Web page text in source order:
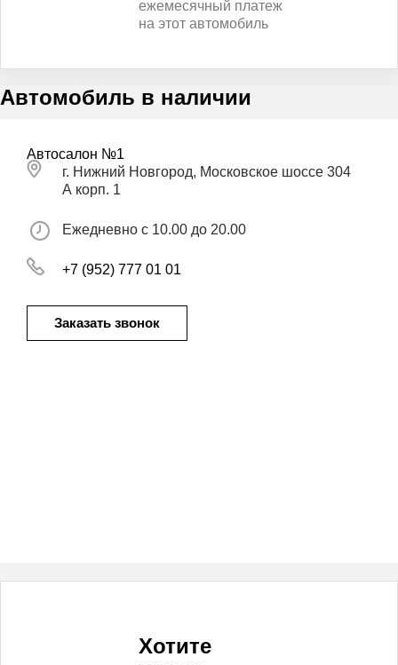
ежемесячный платеж
на этот автомобиль
Автомобиль в наличии
Автосалон №1
г. Нижний Новгород, Московское шоссе 304
А корп. 1
Ежедневно с 10.00 до 20.00
+7 (952) 777 01 01
Заказать звонок
Хотите